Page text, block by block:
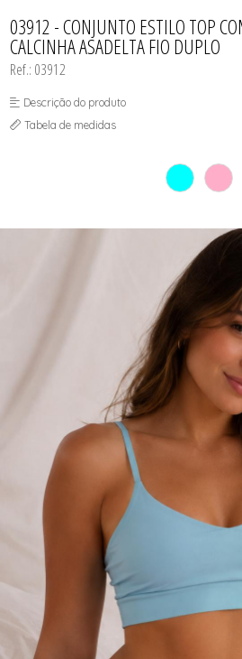
CONJUNTO
CONJUNTO BIQUÍNI
MAIÔ
TOP
03912 - CONJUNTO ESTILO TOP
CALCINHA ASADELTA FIO DUPLO
Ref.: 03912
Descrição do produto
Tabela de medidas